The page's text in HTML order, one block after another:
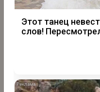
Этот танец
слов!